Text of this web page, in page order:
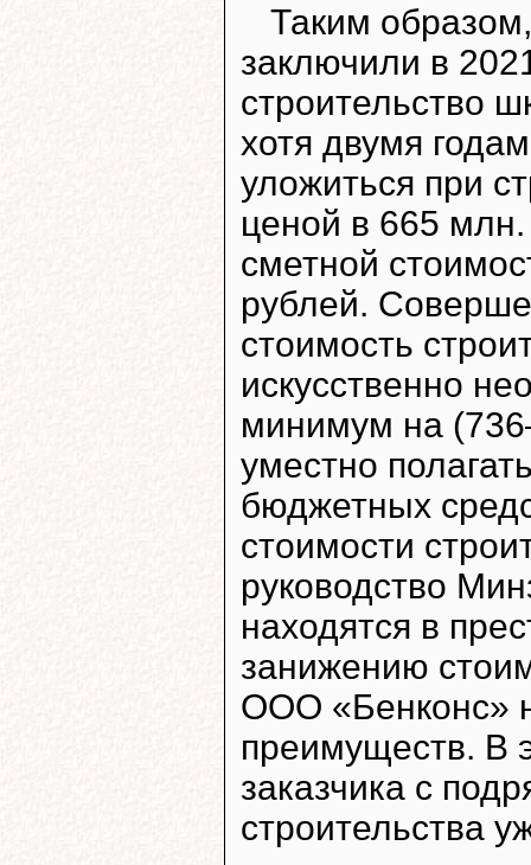
Таким
заключили в
строительство
хотя двумя
уложиться при
ценой в 665
сметной
рублей.
стоимость
искусственно
минимум на
уместно
бюджетных
стоимости
руководство
находятся в
занижению
ООО «Бенконс»
преимуществ. В
заказчика с
строительства